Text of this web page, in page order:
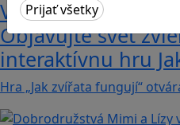
Vzdelávacie
Objavujte svet
interaktívnu hru
Hra „Jak zvířata fungují“